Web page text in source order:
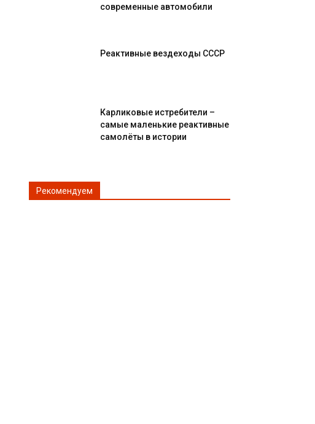
современные автомобили
Реактивные вездеходы СССР
Карликовые истребители –
самые маленькие реактивные
самолёты в истории
Рекомендуем